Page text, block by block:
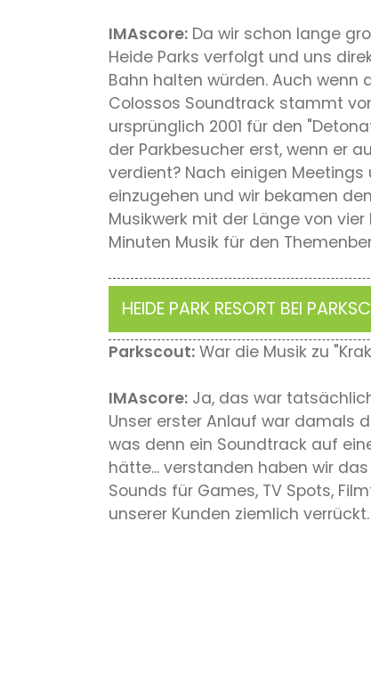
IMAscore: Da wir schon lange
Heide Parks verfolgt und uns
Bahn halten würden. Auch wenn
Colossos Soundtrack stammt
ursprünglich 2001 für den
der Parkbesucher erst, wenn er
verdient? Nach einigen
einzugehen und wir bekamen
Musikwerk mit der Länge von
Minuten Musik für den
HEIDE PARK RESORT BEI
Parkscout: War die Musik zu
IMAscore: Ja, das war
Unser erster Anlauf war damals
was denn ein Soundtrack auf
hätte... verstanden haben wir
Sounds für Games, TV Spots,
unserer Kunden ziemlich verrückt.